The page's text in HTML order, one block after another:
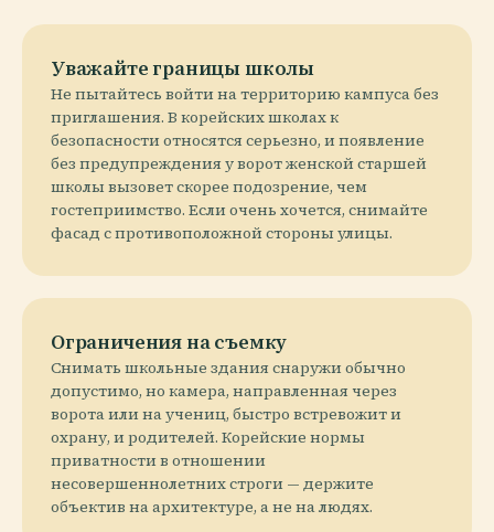
Уважайте границы школы
Не пытайтесь войти на территорию кампуса без
приглашения. В корейских школах к
безопасности относятся серьезно, и появление
без предупреждения у ворот женской старшей
школы вызовет скорее подозрение, чем
гостеприимство. Если очень хочется, снимайте
фасад с противоположной стороны улицы.
Ограничения на съемку
Снимать школьные здания снаружи обычно
допустимо, но камера, направленная через
ворота или на учениц, быстро встревожит и
охрану, и родителей. Корейские нормы
приватности в отношении
несовершеннолетних строги — держите
объектив на архитектуре, а не на людях.